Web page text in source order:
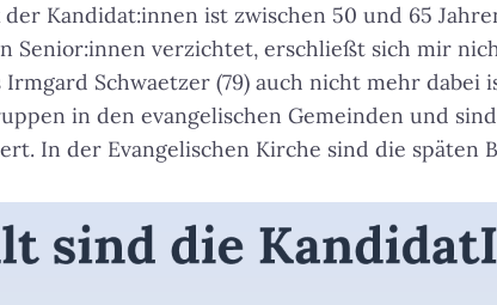
Kandidat:innen ist zwischen 50 und 65
Senior:innen verzichtet, erschließt sich mir
Irmgard Schwaetzer (79) auch nicht mehr dabei
in den evangelischen Gemeinden und
In der Evangelischen Kirche sind die späten